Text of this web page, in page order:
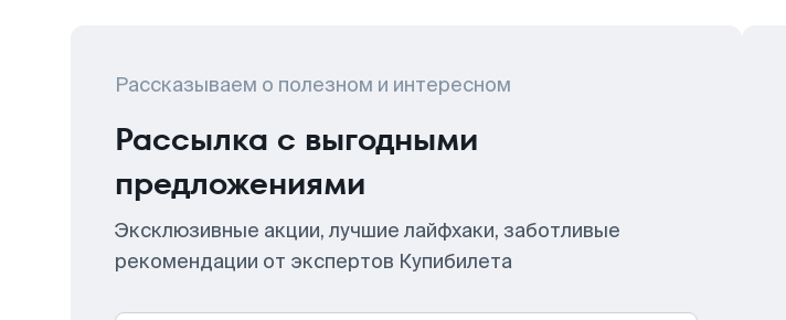
Рассказываем о полезном и интересном
Рассылка с выгодными
предложениями
Эксклюзивные акции, лучшие лайфхаки, заботливые
рекомендации от экспертов Купибилета